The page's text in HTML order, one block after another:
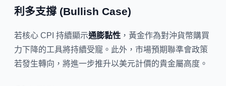
利多支撐 (Bullish Case)
若核心 CPI 持續顯示通膨黏性 ，黃金作為對沖貨幣購買
力下降的工具將持續受寵。此外，市場預期聯準會政策
若發生轉向，將進一步推升以美元計價的貴金屬高度。